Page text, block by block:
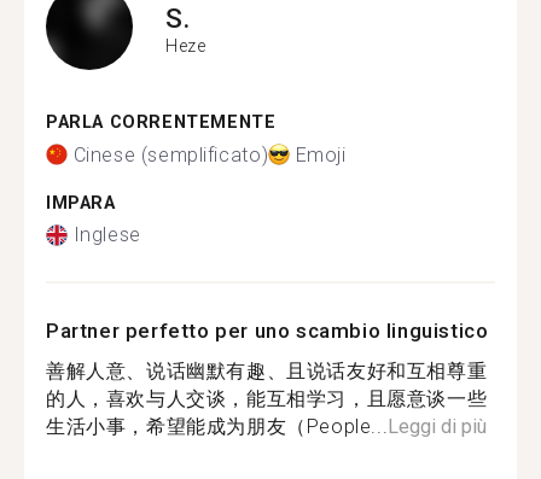
S.
Heze
PARLA CORRENTEMENTE
Cinese (semplificato) Emoji
IMPARA
Inglese
Partner perfetto per uno scambio linguistico
善解人意、说话幽默有趣、且说话友好和互相尊重
的人，喜欢与人交谈，能互相学习，且愿意谈一些
生活小事，希望能成为朋友（People...Leggi di più